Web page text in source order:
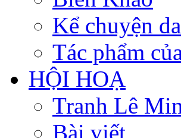
Kể chuyện
Tác phẩm
HỘI HOẠ
Tranh Lê
Bài viết